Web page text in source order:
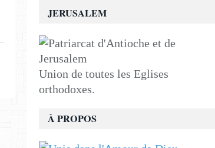
JERUSALEM
Union de toutes les Eglises
orthodoxes.
À PROPOS